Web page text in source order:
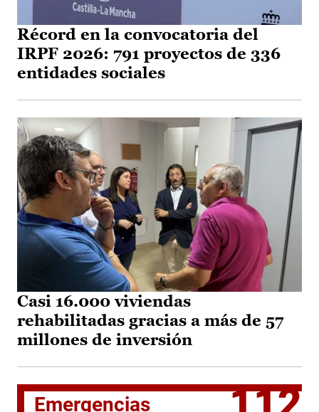
Récord en la convocatoria del
IRPF 2026: 791 proyectos de 336
entidades sociales
Casi 16.000 viviendas
rehabilitadas gracias a más de 57
millones de inversión
Emergencias